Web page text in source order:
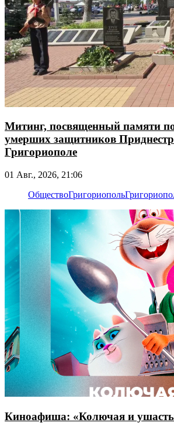
Митинг, посвященный памяти
умерших защитников
Григориополе
01 Авг., 2026, 21:06
ОбществоГригориополь
Киноафиша: «Колючая и